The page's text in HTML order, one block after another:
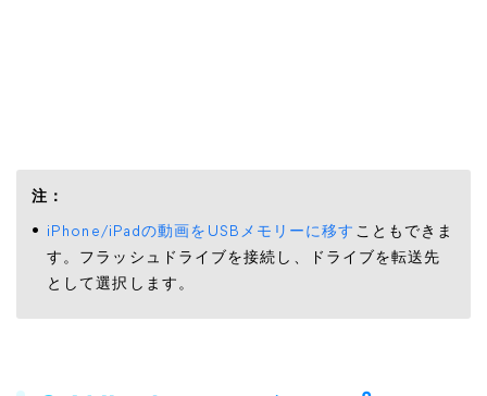
注：
iPhone/iPadの動画をUSBメモリーに移す こともできま
す。フラッシュドライブを接続し、ドライブを転送先
として選択します。